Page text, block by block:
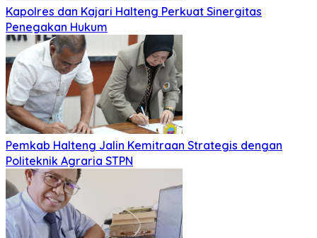
Kapolres dan Kajari Halteng Perkuat Sinergitas
Penegakan Hukum
Pemkab Halteng Jalin Kemitraan Strategis dengan
Politeknik Agraria STPN